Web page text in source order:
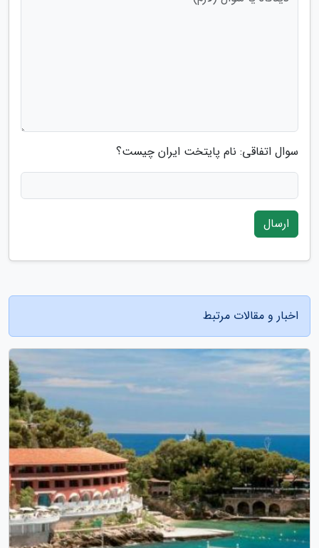
سوال اتفاقی: نام پایتخت ایران چیست؟
ارسال
اخبار و مقالات مرتبط